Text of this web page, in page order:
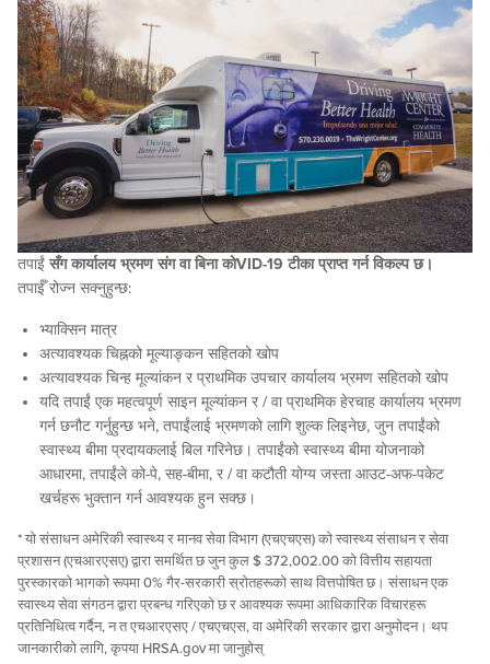
तपाईं सँग कार्यालय भ्रमण संग वा बिना कोVID-19 टीका प्राप्त गर्न विकल्प छ।
तपाईँ रोज्न सक्नुहुन्छ:
भ्याक्सिन मात्र
अत्यावश्यक चिह्नको मूल्याङ्कन सहितको खोप
अत्यावश्यक चिन्ह मूल्यांकन र प्राथमिक उपचार कार्यालय भ्रमण सहितको खोप
यदि तपाईं एक महत्वपूर्ण साइन मूल्यांकन र / वा प्राथमिक हेरचाह कार्यालय भ्रमण
गर्न छनौट गर्नुहुन्छ भने, तपाईंलाई भ्रमणको लागि शुल्क लिइनेछ, जुन तपाईंको
स्वास्थ्य बीमा प्रदायकलाई बिल गरिनेछ। तपाईंको स्वास्थ्य बीमा योजनाको
आधारमा, तपाईंले को-पे, सह-बीमा, र / वा कटौती योग्य जस्ता आउट-अफ-पकेट
खर्चहरू भुक्तान गर्न आवश्यक हुन सक्छ।
* यो संसाधन अमेरिकी स्वास्थ्य र मानव सेवा विभाग (एचएचएस) को स्वास्थ्य संसाधन र सेवा
प्रशासन (एचआरएसए) द्वारा समर्थित छ जुन कुल $ 372,002.00 को वित्तीय सहायता
पुरस्कारको भागको रूपमा 0% गैर-सरकारी स्रोतहरूको साथ वित्तपोषित छ। संसाधन एक
स्वास्थ्य सेवा संगठन द्वारा प्रबन्ध गरिएको छ र आवश्यक रूपमा आधिकारिक विचारहरू
प्रतिनिधित्व गर्दैन, न त एचआरएसए / एचएचएस, वा अमेरिकी सरकार द्वारा अनुमोदन। थप
जानकारीको लागि, कृपया HRSA.gov मा जानुहोस्